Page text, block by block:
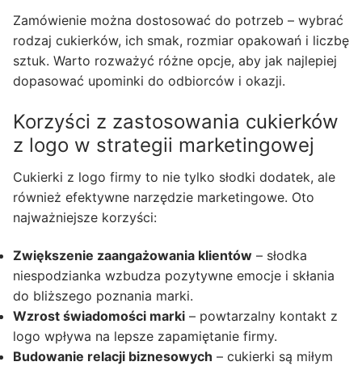
Zamówienie można dostosować do potrzeb – wybrać
rodzaj cukierków, ich smak, rozmiar opakowań i liczbę
sztuk. Warto rozważyć różne opcje, aby jak najlepiej
dopasować upominki do odbiorców i okazji.
Korzyści z zastosowania cukierków
z logo w strategii marketingowej
Cukierki z logo firmy to nie tylko słodki dodatek, ale
również efektywne narzędzie marketingowe. Oto
najważniejsze korzyści:
Zwiększenie zaangażowania klientów – słodka
niespodzianka wzbudza pozytywne emocje i skłania
do bliższego poznania marki.
Wzrost świadomości marki – powtarzalny kontakt z
logo wpływa na lepsze zapamiętanie firmy.
Budowanie relacji biznesowych – cukierki są miłym